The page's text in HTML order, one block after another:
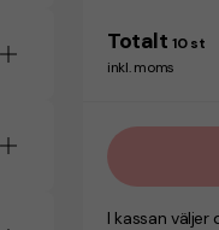
Totalt 10 st
inkl. moms
I kassan